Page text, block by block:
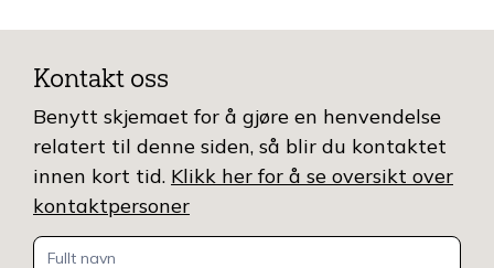
Kontakt oss
Benytt skjemaet for å gjøre en henvendelse
relatert til denne siden, så blir du kontaktet
innen kort tid. Klikk her for å se oversikt over
kontaktpersoner
Kontakt